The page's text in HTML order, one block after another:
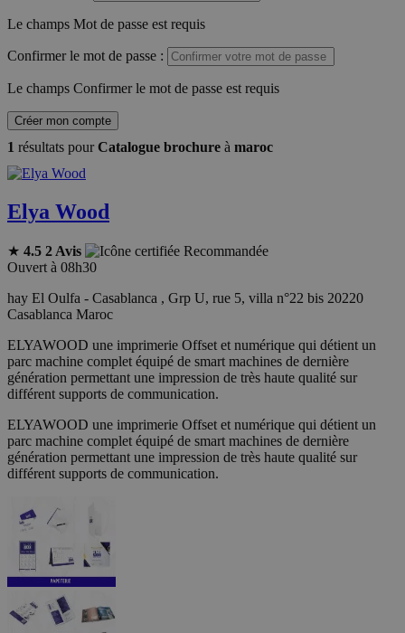
Le champs Mot de passe est requis
Confirmer le mot de passe :
Le champs Confirmer le mot de passe est requis
Créer mon compte
1 résultats pourCatalogue brochure à maroc
Elya Wood
★ 4.5 2 Avis
Recommandée
Ouvert à 08h30
hay El Oulfa - Casablanca , Grp U, rue 5, villa n°22 bis 20220
Casablanca Maroc
ELYAWOOD une imprimerie Offset et numérique qui détient un
parc machine complet équipé de smart machines de dernière
génération permettant une impression de très haute qualité sur
différent supports de communication.
ELYAWOOD une imprimerie Offset et numérique qui détient un
parc machine complet équipé de smart machines de dernière
génération permettant une impression de très haute qualité sur
différent supports de communication.